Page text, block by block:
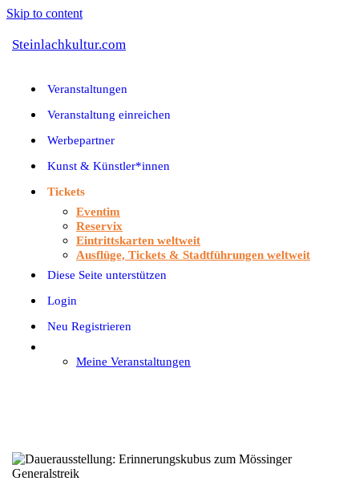
Skip to content
Steinlachkultur.com
Veranstaltungen
Veranstaltung einreichen
Werbepartner
Kunst & Künstler*innen
Tickets
Eventim
Reservix
Eintrittskarten weltweit
Ausflüge, Tickets & Stadtführungen weltweit
Diese Seite unterstützen
Login
Neu Registrieren
Meine Veranstaltungen